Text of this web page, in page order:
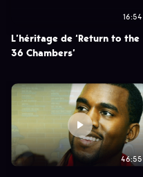
16:54
L’héritage de ‘Return to the
36 Chambers’
46:55